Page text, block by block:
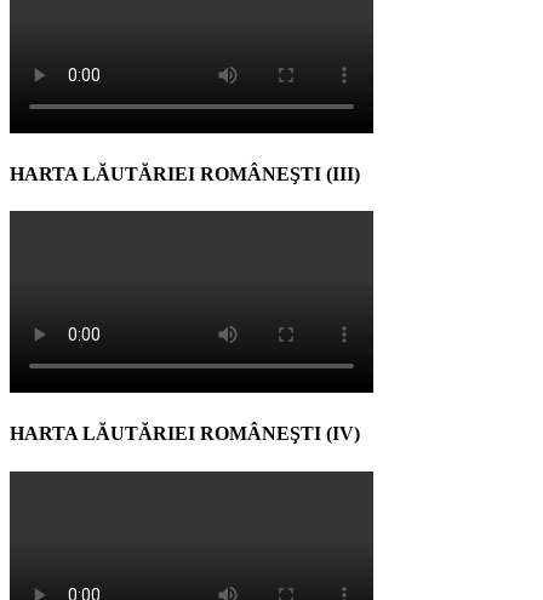
HARTA LĂUTĂRIEI ROMÂNEŞTI (III)
HARTA LĂUTĂRIEI ROMÂNEŞTI (IV)